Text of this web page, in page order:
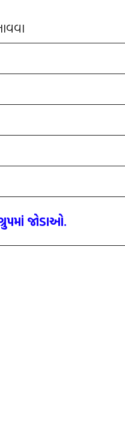
જોડાઓ.